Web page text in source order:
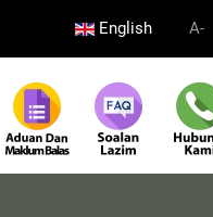
English A-